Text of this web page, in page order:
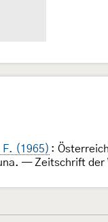
F. (1965) :
— Zeitschrift